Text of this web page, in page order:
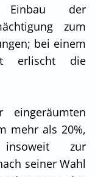
Einbau der
zum
bei einem
erlischt die
mehr als 20%,
zur
seiner Wahl